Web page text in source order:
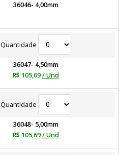
36046- 4,00mm
Quantidade
36047- 4,50mm
R$ 105,69/ Und
Quantidade
36048- 5,00mm
R$ 105,69/ Und